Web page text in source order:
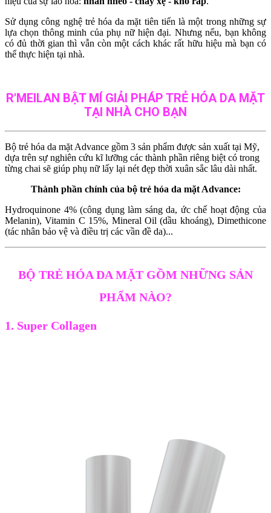
Sử dụng công nghệ trẻ hóa da mặt tiên tiến là một trong những sự
lựa chọn thông minh của phụ nữ hiện đại. Nhưng nếu, bạn không
có đủ thời gian thì vẫn còn một cách khác rất hữu hiệu mà bạn có
thể thực hiện tại nhà.
R'MEILAN BẬT MÍ GIẢI PHÁP TRẺ HÓA DA MẶT
TẠI NHÀ CHO BẠN
Bộ trẻ hóa da mặt Advance gồm 3 sản phẩm được sản xuất tại Mỹ,
dựa trên sự nghiên cứu kĩ lưỡng các thành phần riêng biệt có trong
từng chai sẽ giúp phụ nữ lấy lại nét đẹp thời xuân sắc lâu dài nhất.
Thành phần chính của bộ trẻ hóa da mặt Advance:
Hydroquinone 4% (công dụng làm sáng da, ức chế hoạt động của
Melanin), Vitamin C 15%, Mineral Oil (dầu khoáng), Dimethicone
(tác nhân bảo vệ và điều trị các vần đề da)...
BỘ TRẺ HÓA DA MẶT GỒM NHỮNG SẢN
PHẨM NÀO?
1. Super Collagen